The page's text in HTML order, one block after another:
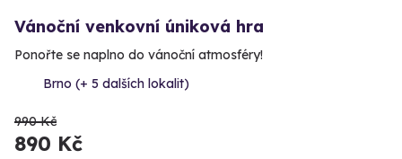
Vánoční venkovní úniková hra
Ponořte se naplno do vánoční atmosféry!
Brno (+ 5 dalších lokalit)
990 Kč
890 Kč